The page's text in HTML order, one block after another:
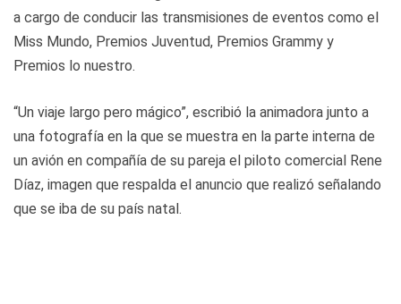
a cargo de conducir las transmisiones de eventos como el
Miss Mundo, Premios Juventud, Premios Grammy y
Premios lo nuestro.
“Un viaje largo pero mágico”, escribió la animadora junto a
una fotografía en la que se muestra en la parte interna de
un avión en compañía de su pareja el piloto comercial Rene
Díaz, imagen que respalda el anuncio que realizó señalando
que se iba de su país natal.